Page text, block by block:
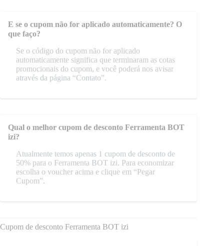
E se o cupom não for aplicado automaticamente? O
que faço?
Se o código do cupom não for aplicado
automaticamente significa que terminaram as cotas
promocionais do cupom, e você poderá nos avisar
através da página “Contato”.
Qual o melhor cupom de desconto Ferramenta BOT
izi?
Atualmente temos apenas 1 cupom de desconto de
50% para o Ferramenta BOT izi. Para economizar
escolha o voucher acima e clique em “Pegar
Cupom”.
Cupom de desconto Ferramenta BOT izi